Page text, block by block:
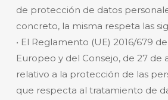
de protección de datos
concreto, la misma respeta las
• El Reglamento (UE) 2016/679
Europeo y del Consejo, de 27 de
relativo a la protección de las
que respecta al tratamiento de